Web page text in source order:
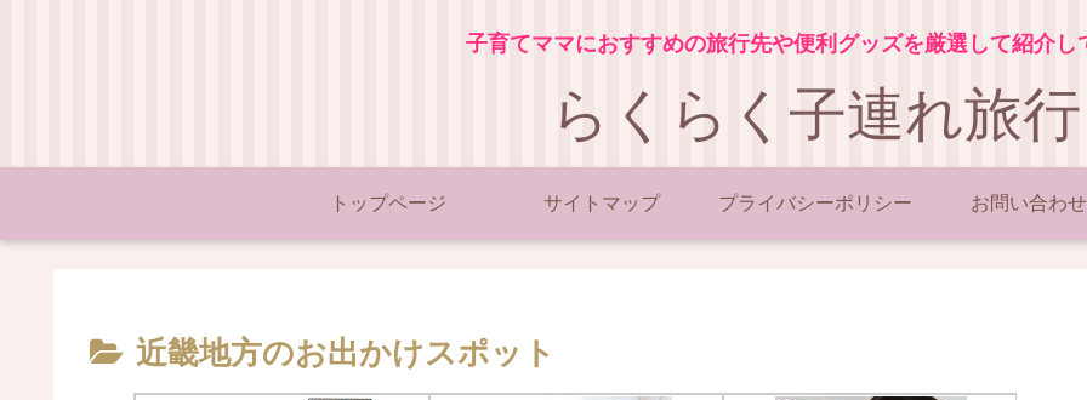
子育てママにおすすめの旅行先や便利グッズを厳選して紹介し
らくらく子連れ旅行
トップページ サイトマップ プライバシーポリシー お問い合わせ
近畿地方のお出かけスポット